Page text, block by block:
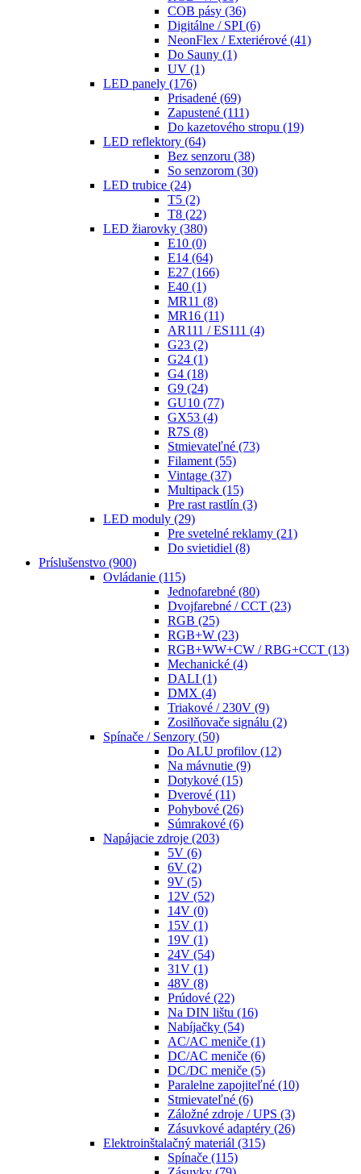
COB pásy (36)
Digitálne / SPI (6)
NeonFlex / Exteriérové (41)
Do Sauny (1)
UV (1)
LED panely (176)
Prisadené (69)
Zapustené (111)
Do kazetového stropu (19)
LED reflektory (64)
Bez senzoru (38)
So senzorom (30)
LED trubice (24)
T5 (2)
T8 (22)
LED žiarovky (380)
E10 (0)
E14 (64)
E27 (166)
E40 (1)
MR11 (8)
MR16 (11)
AR111 / ES111 (4)
G23 (2)
G24 (1)
G4 (18)
G9 (24)
GU10 (77)
GX53 (4)
R7S (8)
Stmievateľné (73)
Filament (55)
Vintage (37)
Multipack (15)
Pre rast rastlín (3)
LED moduly (29)
Pre svetelné reklamy (21)
Do svietidiel (8)
Príslušenstvo (900)
Ovládanie (115)
Jednofarebné (80)
Dvojfarebné / CCT (23)
RGB (25)
RGB+W (23)
RGB+WW+CW / RBG+CCT (13)
Mechanické (4)
DALI (1)
DMX (4)
Triakové / 230V (9)
Zosilňovače signálu (2)
Spínače / Senzory (50)
Do ALU profilov (12)
Na mávnutie (9)
Dotykové (15)
Dverové (11)
Pohybové (26)
Súmrakové (6)
Napájacie zdroje (203)
5V (6)
6V (2)
9V (5)
12V (52)
14V (0)
15V (1)
19V (1)
24V (54)
31V (1)
48V (8)
Prúdové (22)
Na DIN lištu (16)
Nabíjačky (54)
AC/AC meniče (1)
DC/AC meniče (6)
DC/DC meniče (5)
Paralelne zapojiteľné (10)
Stmievateľné (6)
Záložné zdroje / UPS (3)
Zásuvkové adaptéry (26)
Elektroinštalačný materiál (315)
Spínače (115)